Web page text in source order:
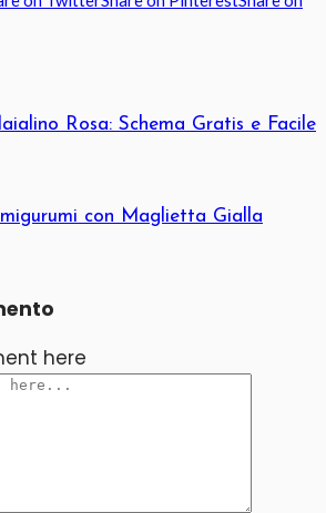
Rosa: Schema Gratis e Facile
con Maglietta Gialla
here